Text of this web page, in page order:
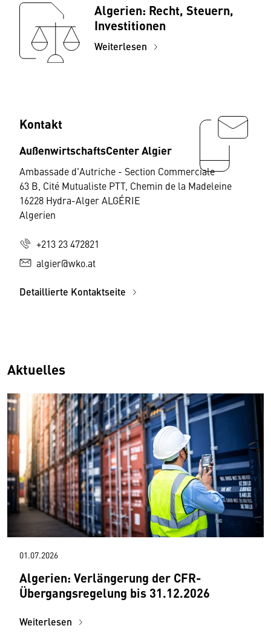
Algerien: Recht, Steuern,
Investitionen
Weiterlesen
Kontakt
AußenwirtschaftsCenter Algier
Ambassade d'Autriche - Section Commerciale
63 B, Cité Mutualiste PTT, Chemin de la Madeleine
16228 Hydra-Alger ALGÉRIE
Algerien
+213 23 472821
algier@wko.at
Detaillierte Kontaktseite
Aktuelles
01.07.2026
Algerien: Verlängerung der CFR-
Übergangsregelung bis 31.12.2026
Weiterlesen